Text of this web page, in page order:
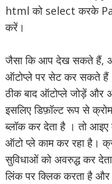
html को select करके
करें।
जैसा कि आप देख सकते हैं,
ऑटोप्ले पर सेट कर सकते
ठीक बाद ऑटोप्ले जोड़ें और
इसलिए डिफ़ॉल्ट रूप से
ब्लॉक कर देता है । तो आइए
ऑटो प्ले काम कर रहा है।
सुविधाओं को अवरुद्ध कर
लिंक पर क्लिक करता है और